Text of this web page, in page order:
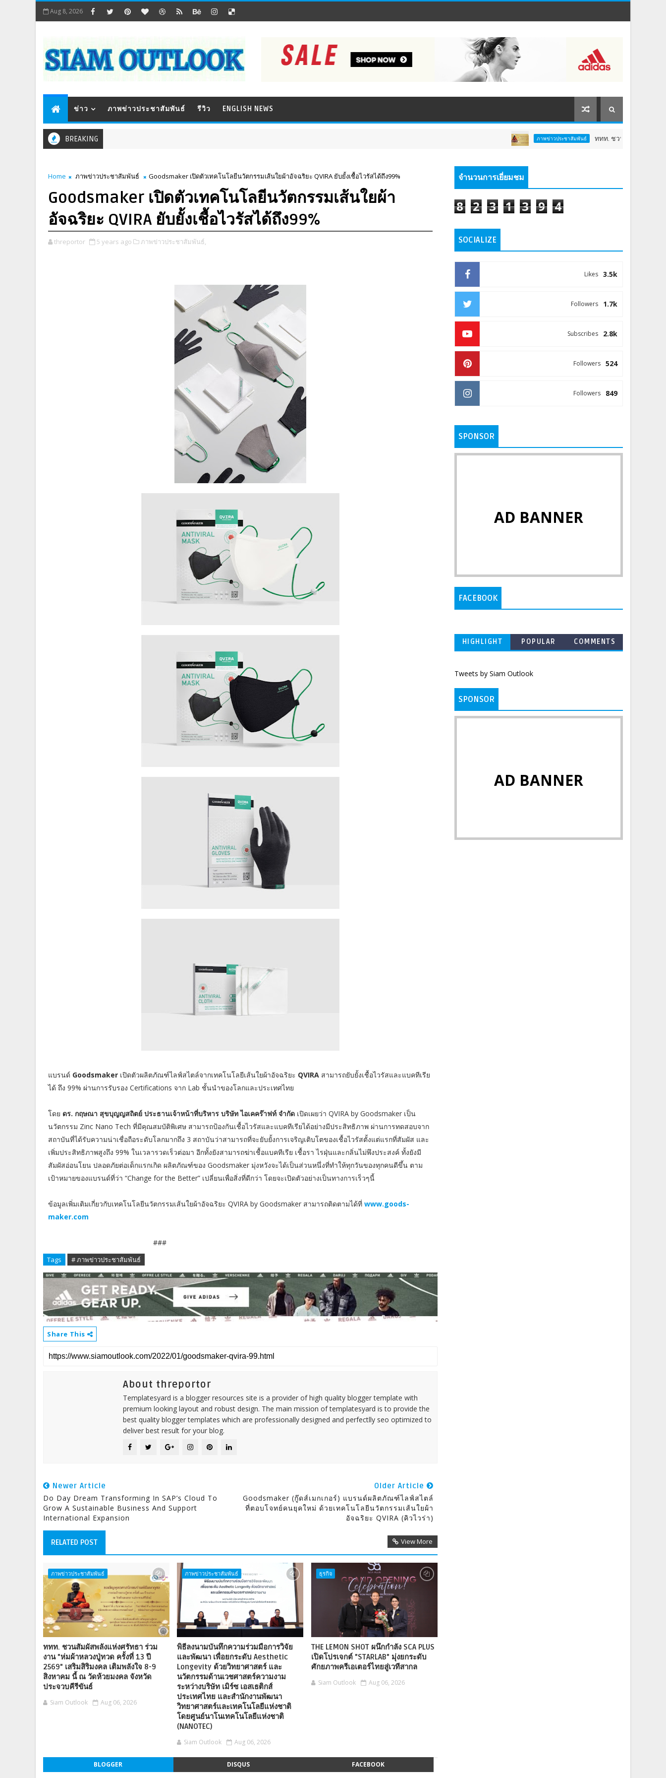
Aug 8, 2026
ข่าว ภาพข่าวประชาสัมพันธ์ รีวิว ENGLISH NEWS
BREAKING ภาพข่าวประชาสัมพันธ์ ททท. ชวนสัมผัสพลังแห่งศรัทธา
Home ภาพข่าวประชาสัมพันธ์ Goodsmaker เปิดตัวเทคโนโลยีนวัตกรรมเส้นใยผ้าอัจฉริยะ QVIRA ยับยั้งเชื้อไวรัสได้ถึง99%
Goodsmaker เปิดตัวเทคโนโลยีนวัตกรรมเส้นใยผ้า
อัจฉริยะ QVIRA ยับยั้งเชื้อไวรัสได้ถึง99%
threportor 5 years ago ภาพข่าวประชาสัมพันธ์,
แบรนด์ Goodsmaker เปิดตัวผลิตภัณฑ์ไลฟ์สไตล์จากเทคโนโลยีเส้นใยผ้าอัจฉริยะ QVIRA สามารถยับยั้งเชื้อไวรัสและแบคทีเรีย
ได้ ถึง 99% ผ่านการรับรอง Certifications จาก Lab ชั้นนำของโลกและประเทศไทย
โดย ดร. กฤษณา สุขบุญญสถิตย์ ประธานเจ้าหน้าที่บริหาร บริษัท ไอเคคร๊าฟท์ จำกัด เปิดเผยว่า QVIRA by Goodsmaker เป็น
นวัตกรรม Zinc Nano Tech ที่มีคุณสมบัติพิเศษ สามารถป้องกันเชื้อไวรัสและแบคทีเรียได้อย่างมีประสิทธิภาพ ผ่านการทดสอบจาก
สถาบันที่ได้รับความน่าเชื่อถือระดับโลกมากถึง 3 สถาบันว่าสามารถที่จะยับยั้งการเจริญเติบโตของเชื้อไวรัสตั้งแต่แรกที่สัมผัส และ
เพิ่มประสิทธิภาพสูงถึง 99% ในเวลารวดเร็วต่อมา อีกทั้งยังสามารถฆ่าเชื้อแบคทีเรีย เชื้อรา ไรฝุ่นและกลิ่นไม่พึงประสงค์ ทั้งยังมี
สัมผัสอ่อนโยน ปลอดภัยต่อเด็กแรกเกิด ผลิตภัณฑ์ของ Goodsmaker มุ่งหวังจะได้เป็นส่วนหนึ่งที่ทำให้ทุกวันของทุกคนดีขึ้น ตาม
เป้าหมายของแบรนด์ที่ว่า “Change for the Better” เปลี่ยนเพื่อสิ่งที่ดีกว่า โดยจะเปิดตัวอย่างเป็นทางการเร็วๆนี้
ข้อมูลเพิ่มเติมเกี่ยวกับเทคโนโลยีนวัตกรรมเส้นใยผ้าอัจฉริยะ QVIRA by Goodsmaker สามารถติดตามได้ที่ www.goods-
maker.com
###
Tags # ภาพข่าวประชาสัมพันธ์
Share This
About threportor
Templatesyard is a blogger resources site is a provider of high quality blogger template with
premium looking layout and robust design. The main mission of templatesyard is to provide the
best quality blogger templates which are professionally designed and perfectlly seo optimized to
deliver best result for your blog.
Newer Article
Do Day Dream Transforming In SAP’s Cloud To
Grow A Sustainable Business And Support
International Expansion
Older Article
Goodsmaker (กู๊ดส์เมกเกอร์) แบรนด์ผลิตภัณฑ์ไลฟ์สไตล์
ที่ตอบโจทย์คนยุคใหม่ ด้วยเทคโนโลยีนวัตกรรมเส้นใยผ้า
อัจฉริยะ QVIRA (คิวไวร่า)
RELATED POST View More
ภาพข่าวประชาสัมพันธ์
ททท. ชวนสัมผัสพลังแห่งศรัทธา ร่วม
งาน "ห่มผ้าหลวงปู่ทวด ครั้งที่ 13 ปี
2569" เสริมสิริมงคล เติมพลังใจ 8-9
สิงหาคม นี้ ณ วัดห้วยมงคล จังหวัด
ประจวบคีรีขันธ์
Siam Outlook Aug 06, 2026
ภาพข่าวประชาสัมพันธ์
พิธีลงนามบันทึกความร่วมมือการวิจัย
และพัฒนา เพื่อยกระดับ Aesthetic
Longevity ด้วยวิทยาศาสตร์ และ
นวัตกรรมด้านเวชศาสตร์ความงาม
ระหว่างบริษัท เมิร์ซ เอสเธติกส์
ประเทศไทย และสำนักงานพัฒนา
วิทยาศาสตร์และเทคโนโลยีแห่งชาติ
โดยศูนย์นาโนเทคโนโลยีแห่งชาติ
(NANOTEC)
Siam Outlook Aug 06, 2026
ธุรกิจ
THE LEMON SHOT ผนึกกำลัง SCA PLUS
เปิดโปรเจกต์ "STARLAB" มุ่งยกระดับ
ศักยภาพครีเอเตอร์ไทยสู่เวทีสากล
Siam Outlook Aug 06, 2026
BLOGGER DISQUS FACEBOOK
จำนวนการเยี่ยมชม
8 2 3 1 3 9 4
SOCIALIZE
3.5k
Likes
1.7k
Followers
2.8k
Subscribes
524
Followers
849
Followers
SPONSOR
AD BANNER
FACEBOOK
HIGHLIGHT POPULAR COMMENTS
Tweets by Siam Outlook
SPONSOR
AD BANNER